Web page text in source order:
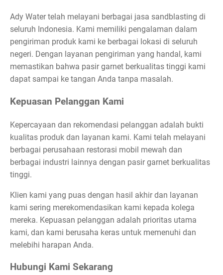
Ady Water telah melayani berbagai jasa sandblasting di
seluruh Indonesia. Kami memiliki pengalaman dalam
pengiriman produk kami ke berbagai lokasi di seluruh
negeri. Dengan layanan pengiriman yang handal, kami
memastikan bahwa pasir garnet berkualitas tinggi kami
dapat sampai ke tangan Anda tanpa masalah.
Kepuasan Pelanggan Kami
Kepercayaan dan rekomendasi pelanggan adalah bukti
kualitas produk dan layanan kami. Kami telah melayani
berbagai perusahaan restorasi mobil mewah dan
berbagai industri lainnya dengan pasir garnet berkualitas
tinggi.
Klien kami yang puas dengan hasil akhir dan layanan
kami sering merekomendasikan kami kepada kolega
mereka. Kepuasan pelanggan adalah prioritas utama
kami, dan kami berusaha keras untuk memenuhi dan
melebihi harapan Anda.
Hubungi Kami Sekarang